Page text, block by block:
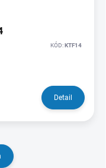
KÓD:KTF14
Detail